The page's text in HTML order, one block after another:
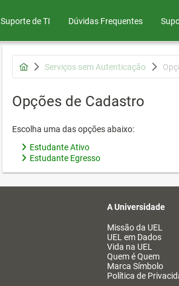
Suporte de TI Dúvidas Frequentes
Serviços sem Autenticação
Opções de Cadastro
Escolha uma das opções abaixo:
Estudante Ativo
Estudante Egresso
A Universidade
Missão da UEL
UEL em Dados
Vida na UEL
Quem é Quem
Marca Símbolo
Política de